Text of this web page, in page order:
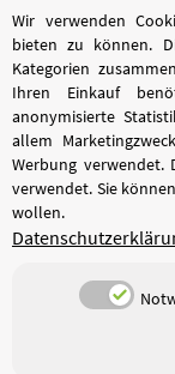
Wir verwenden
bieten zu können.
Kategorien
Ihren Einkauf
anonymisierte
allem
Werbung verwendet.
verwendet. Sie
wollen.